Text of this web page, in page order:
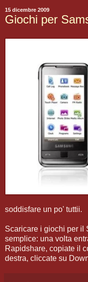
15 dicembre 2009
Giochi per
soddisfare un po' tuttii.
Scaricare i giochi per il
semplice: una volta
Rapidshare, copiate il
destra, cliccate su